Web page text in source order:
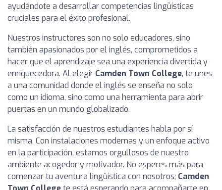
ayudándote a desarrollar competencias lingüísticas
cruciales para el éxito profesional.
Nuestros instructores son no solo educadores, sino
también apasionados por el inglés, comprometidos a
hacer que el aprendizaje sea una experiencia divertida y
enriquecedora. Al elegir Camden Town College, te unes
a una comunidad donde el inglés se enseña no solo
como un idioma, sino como una herramienta para abrir
puertas en un mundo globalizado.
La satisfacción de nuestros estudiantes habla por sí
misma. Con instalaciones modernas y un enfoque activo
en la participación, estamos orgullosos de nuestro
ambiente acogedor y motivador. No esperes más para
comenzar tu aventura lingüística con nosotros; Camden